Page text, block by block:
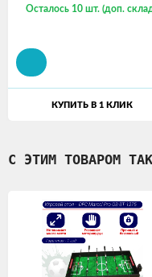
Осталось 10 шт. (доп.
КУПИТЬ В 1 КЛИК
С ЭТИМ ТОВАРОМ